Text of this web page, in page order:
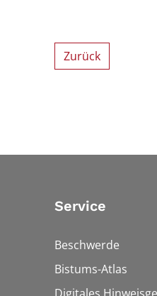
Zurück
Service
Beschwerde
Bistums-Atlas